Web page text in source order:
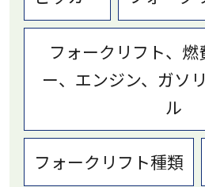
フォークリフト、燃
ー、エンジン、ガソ
ル
フォークリフト種類